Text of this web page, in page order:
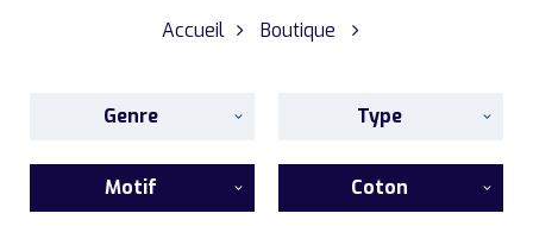
Accueil Boutique
Genre Type
Motif Coton